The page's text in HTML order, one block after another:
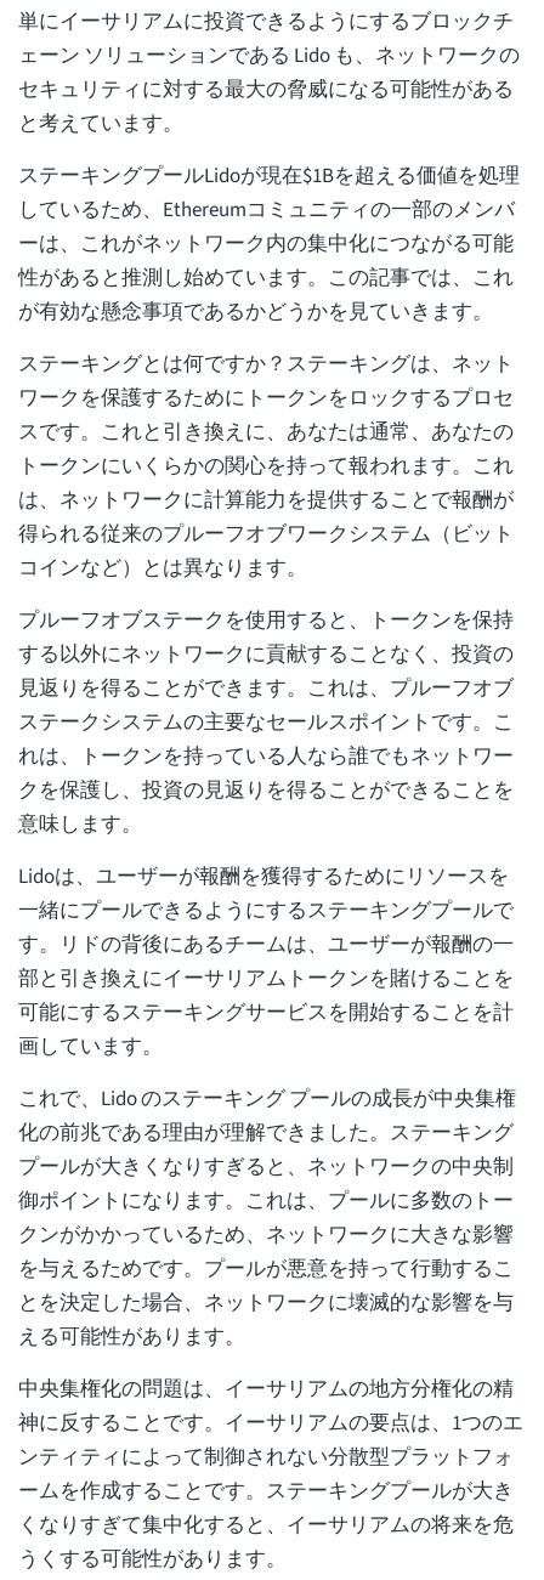
単にイーサリアムに投資できるようにするブロックチ
ェーン ソリューションである Lido も、ネットワークの
セキュリティに対する最大の脅威になる可能性がある
と考えています。
ステーキングプールLidoが現在$1Bを超える価値を処理
しているため、Ethereumコミュニティの一部のメンバ
ーは、これがネットワーク内の集中化につながる可能
性があると推測し始めています。この記事では、これ
が有効な懸念事項であるかどうかを見ていきます。
ステーキングとは何ですか？ステーキングは、ネット
ワークを保護するためにトークンをロックするプロセ
スです。これと引き換えに、あなたは通常、あなたの
トークンにいくらかの関心を持って報われます。これ
は、ネットワークに計算能力を提供することで報酬が
得られる従来のプルーフオブワークシステム（ビット
コインなど）とは異なります。
プルーフオブステークを使用すると、トークンを保持
する以外にネットワークに貢献することなく、投資の
見返りを得ることができます。これは、プルーフオブ
ステークシステムの主要なセールスポイントです。こ
れは、トークンを持っている人なら誰でもネットワー
クを保護し、投資の見返りを得ることができることを
意味します。
Lidoは、ユーザーが報酬を獲得するためにリソースを
一緒にプールできるようにするステーキングプールで
す。リドの背後にあるチームは、ユーザーが報酬の一
部と引き換えにイーサリアムトークンを賭けることを
可能にするステーキングサービスを開始することを計
画しています。
これで、Lido のステーキング プールの成長が中央集権
化の前兆である理由が理解できました。ステーキング
プールが大きくなりすぎると、ネットワークの中央制
御ポイントになります。これは、プールに多数のトー
クンがかかっているため、ネットワークに大きな影響
を与えるためです。プールが悪意を持って行動するこ
とを決定した場合、ネットワークに壊滅的な影響を与
える可能性があります。
中央集権化の問題は、イーサリアムの地方分権化の精
神に反することです。イーサリアムの要点は、1つのエ
ンティティによって制御されない分散型プラットフォ
ームを作成することです。ステーキングプールが大き
くなりすぎて集中化すると、イーサリアムの将来を危
うくする可能性があります。